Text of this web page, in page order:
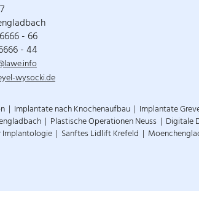
- 66
- 44
wysocki.de
Implantate nach Knochenaufbau Implantate
Plastische Operationen Neuss Digitale
Implantologie Sanftes Lidlift Krefeld